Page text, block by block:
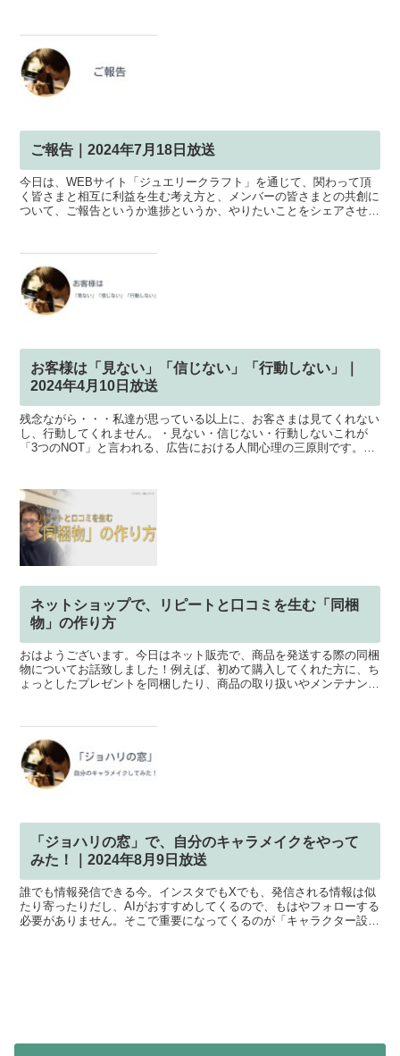
ご報告｜2024年7月18日放送
今日は、WEBサイト「ジュエリークラフト」を通じて、関わって頂
く皆さまと相互に利益を生む考え方と、メンバーの皆さまとの共創に
ついて、ご報告というか進捗というか、やりたいことをシェアさせて
お客様は「見ない」「信じない」「行動しない」｜
2024年4月10日放送
残念ながら・・・私達が思っている以上に、お客さまは見てくれない
し、行動してくれません。・見ない・信じない・行動しないこれが
「3つのNOT」と言われる、広告における人間心理の三原則です。確
ネットショップで、リピートと口コミを生む「同梱
物」の作り方
おはようございます。今日はネット販売で、商品を発送する際の同梱
物についてお話致しました！例えば、初めて購入してくれた方に、ち
ょっとしたプレゼントを同梱したり、商品の取り扱いやメンテナンス
「ジョハリの窓」で、自分のキャラメイクをやって
みた！｜2024年8月9日放送
誰でも情報発信できる今。インスタでもXでも、発信される情報は似
たり寄ったりだし、AIがおすすめしてくるので、もはやフォローする
必要がありません。そこで重要になってくるのが「キャラクター設